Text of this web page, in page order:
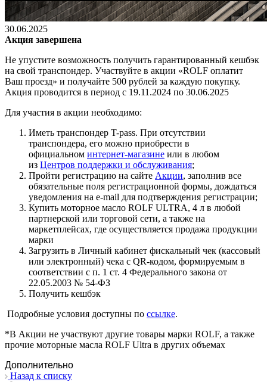
30.06.2025
Акция завершена
Не упустите возможность получить гарантированный кешбэк
на свой транспондер. Участвуйте в акции «ROLF оплатит
Ваш проезд» и получайте 500 рублей за каждую покупку.
Акция проводится в период с 19.11.2024 по 30.06.2025
Для участия в акции необходимо:
Иметь транспондер T-pass. При отсутствии
транспондера, его можно приобрести в
официальном интернет-магазине или в любом
из Центров поддержки и обслуживания;
Пройти регистрацию на сайте Акции, заполнив все
обязательные поля регистрационной формы, дождаться
уведомления на e-mail для подтверждения регистрации;
Купить моторное масло ROLF ULTRA, 4 л в любой
партнерской или торговой сети, а также на
маркетплейсах, где осуществляется продажа продукции
марки
Загрузить в Личный кабинет фискальный чек (кассовый
или электронный) чека с QR-кодом, формируемым в
соответствии с п. 1 ст. 4 Федерального закона от
22.05.2003 № 54-ФЗ
Получить кешбэк
Подробные условия доступны по ссылке.
*В Акции не участвуют другие товары марки ROLF, а также
прочие моторные масла ROLF Ultra в других объемах
Дополнительно
Назад к списку